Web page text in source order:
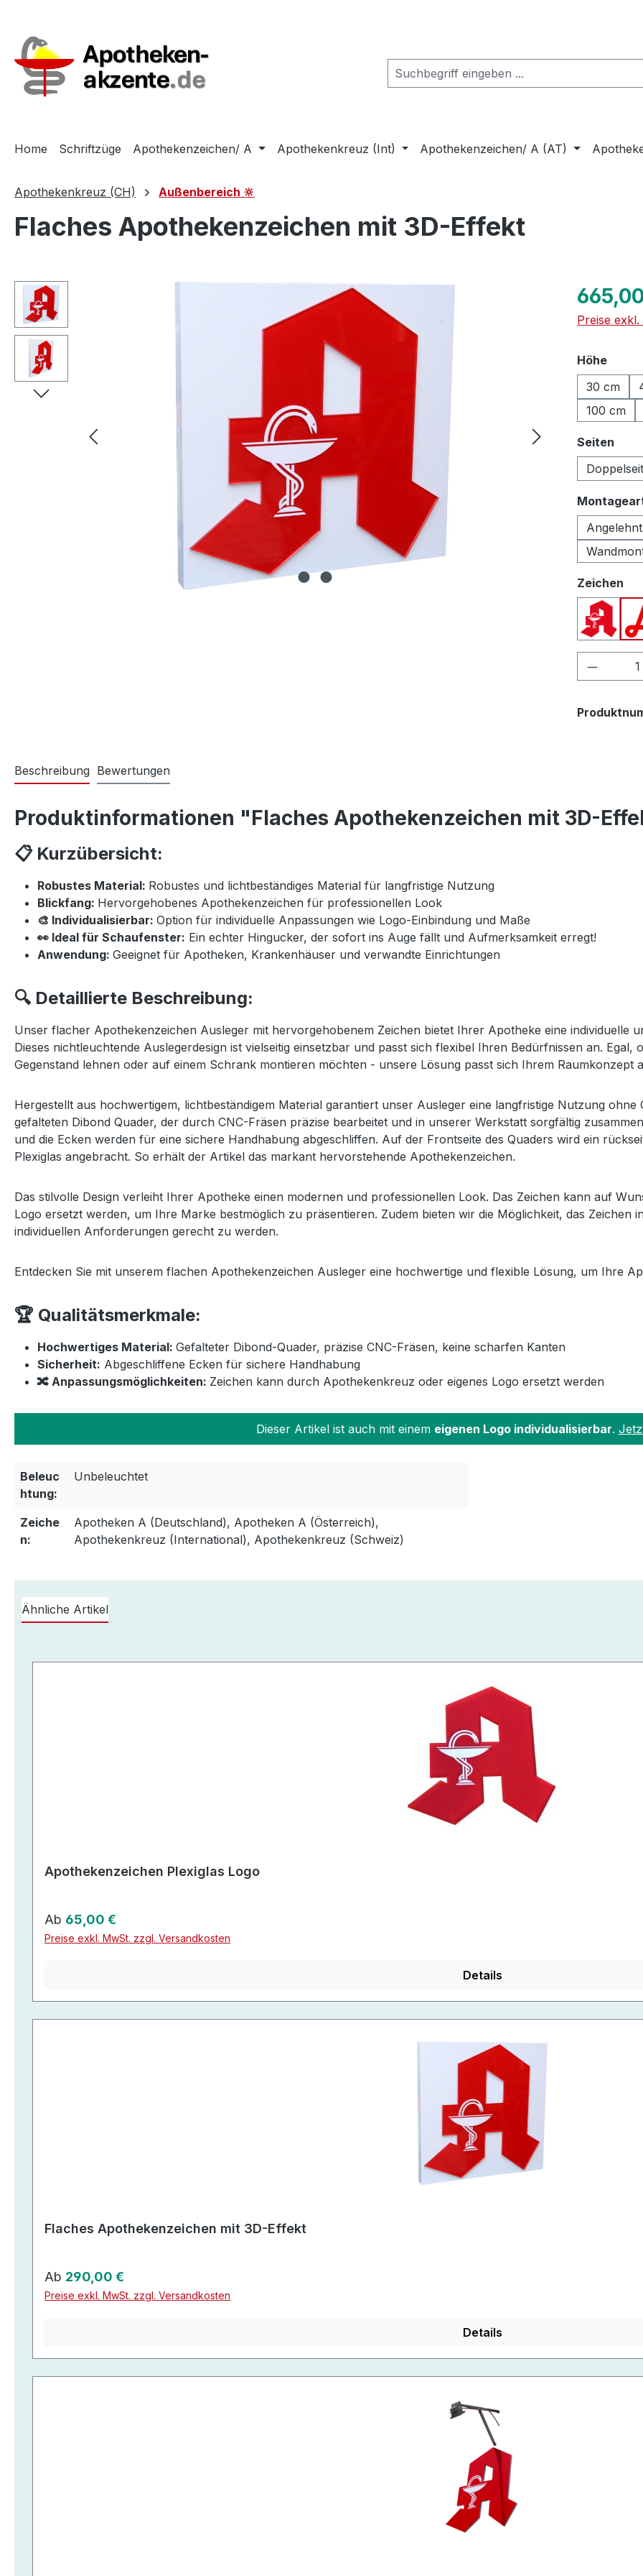
Home Schriftzüge Apothekenzeichen/ A Apothekenkreuz (Int) Apothekenzeichen/ A (AT)
Apothekenkreuz (CH) Außenbereich 🔆
Flaches Apothekenzeichen mit 3D-Effekt
Bildergalerie überspringen Regulärer
Preise
Höhe
30 cm
100 cm
Seiten
Zeichen
Beschreibung Bewertungen
Produktinformationen "Flaches Apothekenzeichen mit 3D-
📋 Kurzübersicht:
Robustes Material: Robustes und lichtbeständiges Material für langfristige Nutzung
Blickfang: Hervorgehobenes Apothekenzeichen für professionellen Look
🎨 Individualisierbar: Option für individuelle Anpassungen wie Logo-Einbindung und Maße
👀 Ideal für Schaufenster: Ein echter Hingucker, der sofort ins Auge fällt und Aufmerksamkeit erregt!
Anwendung: Geeignet für Apotheken, Krankenhäuser und verwandte Einrichtungen
🔍 Detaillierte Beschreibung:
Unser flacher Apothekenzeichen Ausleger mit hervorgehobenem Zeichen bietet Ihrer Apotheke eine individuelle
Dieses nichtleuchtende Auslegerdesign ist vielseitig einsetzbar und passt sich flexibel Ihren Bedürfnissen an.
Gegenstand lehnen oder auf einem Schrank montieren möchten - unsere Lösung passt sich Ihrem Raumkonzept
Hergestellt aus hochwertigem, lichtbeständigem Material garantiert unser Ausleger eine langfristige Nutzung ohne
gefalteten Dibond Quader, der durch CNC-Fräsen präzise bearbeitet und in unserer Werkstatt sorgfältig
und die Ecken werden für eine sichere Handhabung abgeschliffen. Auf der Frontseite des Quaders wird ein
Plexiglas angebracht. So erhält der Artikel das markant hervorstehende Apothekenzeichen.
Das stilvolle Design verleiht Ihrer Apotheke einen modernen und professionellen Look. Das Zeichen kann auf
Logo ersetzt werden, um Ihre Marke bestmöglich zu präsentieren. Zudem bieten wir die Möglichkeit, das Zeichen
individuellen Anforderungen gerecht zu werden.
Entdecken Sie mit unserem flachen Apothekenzeichen Ausleger eine hochwertige und flexible Lösung, um Ihre
🏆 Qualitätsmerkmale:
Hochwertiges Material: Gefalteter Dibond-Quader, präzise CNC-Fräsen, keine scharfen Kanten
Sicherheit: Abgeschliffene Ecken für sichere Handhabung
🔀 Anpassungsmöglichkeiten: Zeichen kann durch Apothekenkreuz oder eigenes Logo ersetzt werden
Dieser Artikel ist auch mit einem eigenen Logo individualisierbar.
Beleuc
htung:
Unbeleuchtet
Zeiche
n:
Apotheken A (Deutschland), Apotheken A (Österreich),
Apothekenkreuz (International), Apothekenkreuz (Schweiz)
Ähnliche Artikel
Apothekenzeichen Plexiglas Logo
Regulärer Preis:
Ab 65,00 €
Preise exkl. MwSt. zzgl. Versandkosten
Details
Flaches Apothekenzeichen mit 3D-Effekt
Regulärer Preis:
Ab 290,00 €
Preise exkl. MwSt. zzgl. Versandkosten
Details